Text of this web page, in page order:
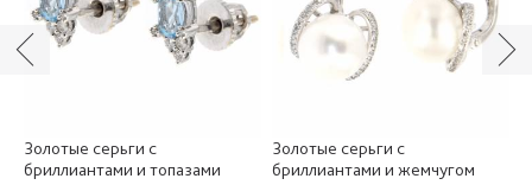
Золотые серьги с
бриллиантами и топазами
Золотые серьги с
бриллиантами и жемчугом